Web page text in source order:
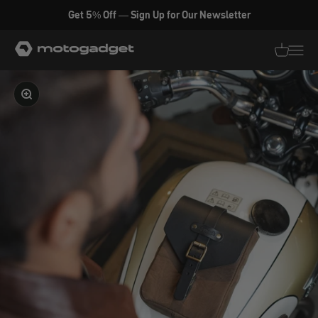
Zum Inhalt springen
Get 5% Off — Sign Up for Our Newsletter
motogadget GmbH
Bild vergrößern